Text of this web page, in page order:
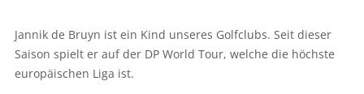
Jannik de Bruyn ist ein Kind unseres Golfclubs. Seit dieser
Saison spielt er auf der DP World Tour, welche die höchste
europäischen Liga ist.